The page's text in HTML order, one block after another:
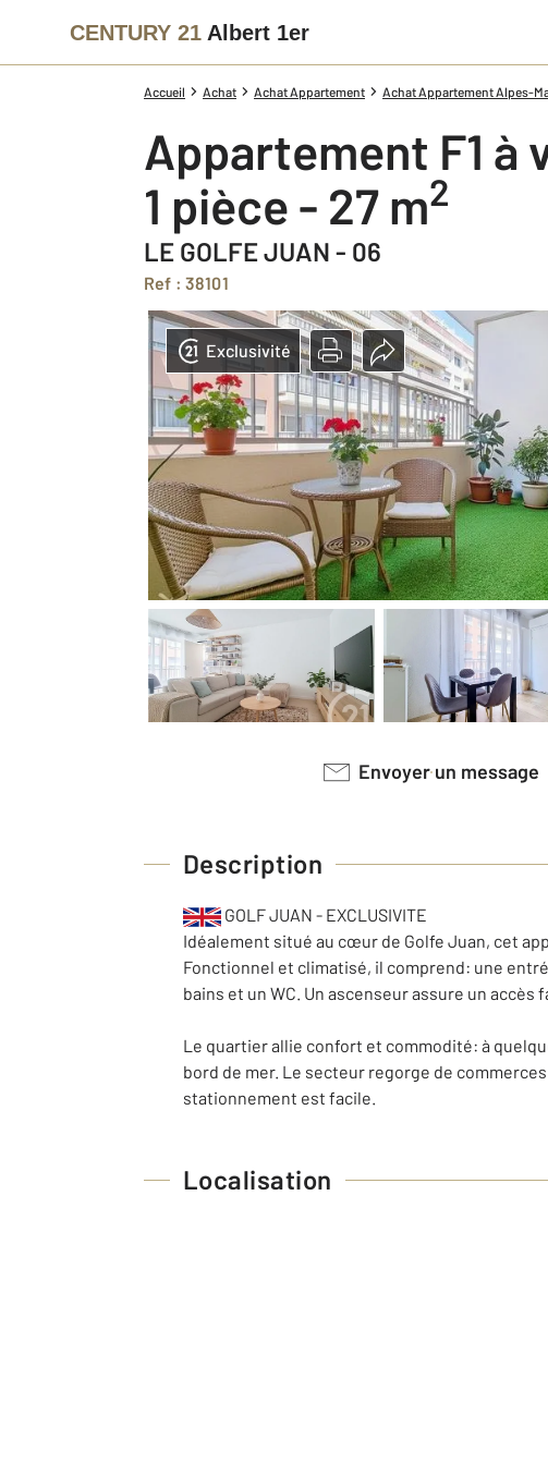
CENTURY 21 Albert 1er
Accueil Achat Achat Appartement Achat Appartement Alpes-
Appartement F1 à
1 pièce - 27 m2
LE GOLFE JUAN - 06
Ref : 38101
Exclusivité
Envoyer un message
Description
GOLF JUAN - EXCLUSIVITE
Idéalement situé au cœur de Golfe Juan, cet
Fonctionnel et climatisé, il comprend: une
bains et un WC. Un ascenseur assure un accès
Le quartier allie confort et commodité: à
bord de mer. Le secteur regorge de
stationnement est facile.
Localisation